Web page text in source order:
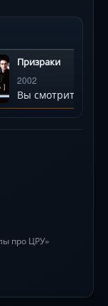
у них
агенты,
Призраки
2002
Вы смотрите
про ЦРУ»